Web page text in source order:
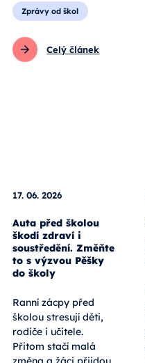
Zprávy od škol
Celý článek
17. 06. 2026
Auta před školou
škodí zdraví i
soustředění. Změňte
to s výzvou Pěšky
do školy
Ranní zácpy před
školou stresují děti,
rodiče i učitele.
Přitom stačí malá